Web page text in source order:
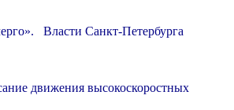
Власти Санкт-Петербурга
движения высокоскоростных